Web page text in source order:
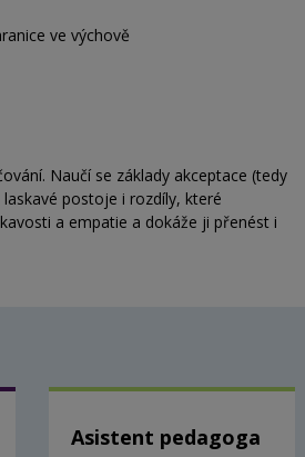
ve výchově
Naučí se základy akceptace (tedy
postoje i rozdíly, které
a empatie a dokáže ji přenést i
Asistent pedagoga